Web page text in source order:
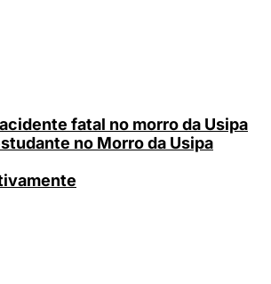
fatal no morro da Usipa
no Morro da Usipa